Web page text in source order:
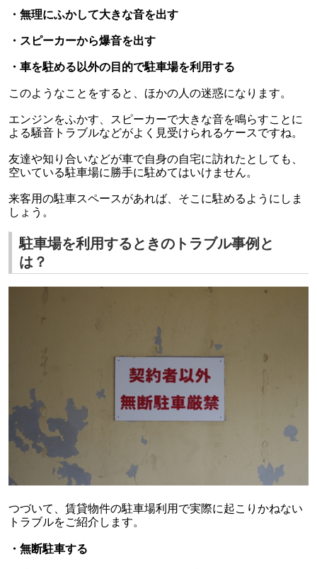
・無理にふかして大きな音を出す
・スピーカーから爆音を出す
・車を駐める以外の目的で駐車場を利用する
このようなことをすると、ほかの人の迷惑になります。
エンジンをふかす、スピーカーで大きな音を鳴らすことに
よる騒音トラブルなどがよく見受けられるケースですね。
友達や知り合いなどが車で自身の自宅に訪れたとしても、
空いている駐車場に勝手に駐めてはいけません。
来客用の駐車スペースがあれば、そこに駐めるようにしま
しょう。
駐車場を利用するときのトラブル事例と
は？
つづいて、賃貸物件の駐車場利用で実際に起こりかねない
トラブルをご紹介します。
・無断駐車する